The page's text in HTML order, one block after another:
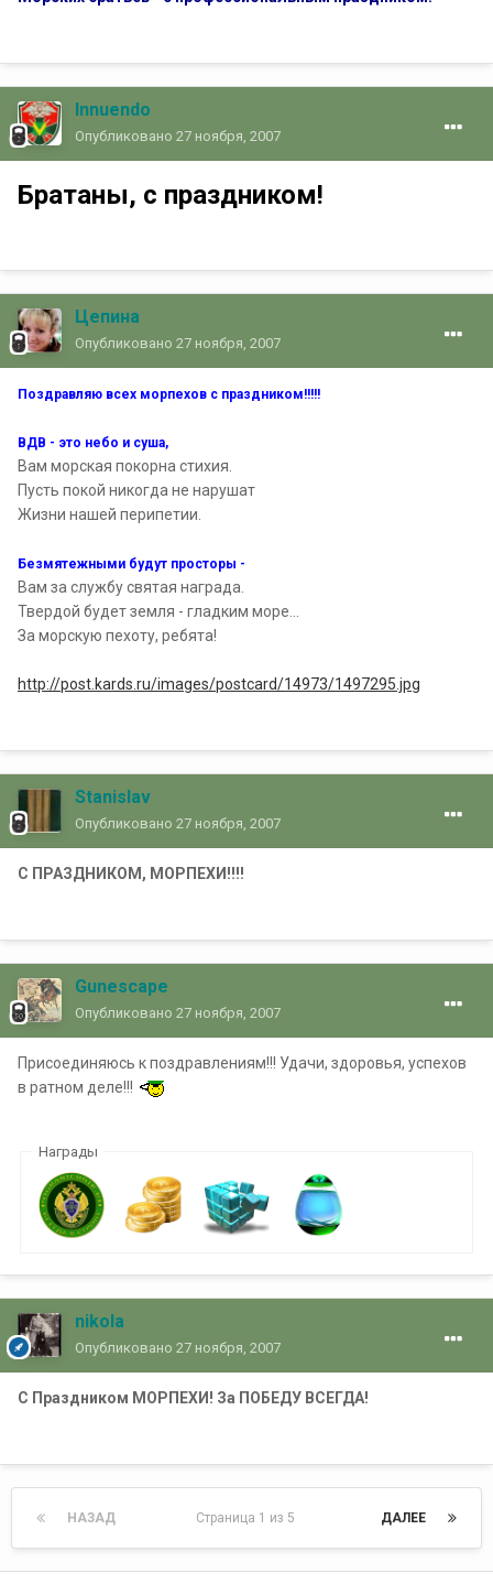
Innuendo
Опубликовано 27 ноября, 2007
Братаны, с праздником!
Цепина
Опубликовано 27 ноября, 2007
Поздравляю всех морпехов с праздником!!!!!
ВДВ - это небо и суша,
Вам морская покорна стихия.
Пусть покой никогда не нарушат
Жизни нашей перипетии.
Безмятежными будут просторы -
Вам за службу святая награда.
Твердой будет земля - гладким море…
За морскую пехоту, ребята!
http://post.kards.ru/images/postcard/14973/1497295.jpg
Stanislav
Опубликовано 27 ноября, 2007
С ПРАЗДНИКОМ, МОРПЕХИ!!!!
Gunescape
Опубликовано 27 ноября, 2007
Присоединяюсь к поздравлениям!!! Удачи, здоровья, успехов
в ратном деле!!!
Награды
nikola
Опубликовано 27 ноября, 2007
С Праздником МОРПЕХИ! За ПОБЕДУ ВСЕГДА!
НАЗАД ДАЛЕЕ
Страница 1 из 5